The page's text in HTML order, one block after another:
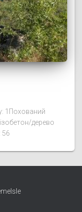
1Похований
дерево
56